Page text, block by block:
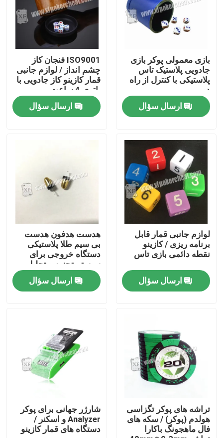
محصولات
ویدیو
درباره ما
تور کارخانه
با ما تماس بگیرید
اخبار
کارت بازی های نامرئی
بازی معمولی پوکر بازی
جادویی پلاستیک تاس
پلاستیکی با کنترل از راه
دور
ارسال سؤال
ISO9001 فنجان کاز
چشم انداز / لوازم جانبی
قمار کازینو کاز جادویی با
باتری 4 ساعت
ارسال سؤال
لوازم جانبی قمار قابل
برنامه ریزی / کازینو
نقطه دائمی بازی تاس
ارسال سؤال
هدست هدفون هدست
بی سیم طلا پلاستیکی
دستگاه خروجی برای
سیستم تجزیه و تحلیل
پوکر
ارسال سؤال
تراشه های پوکر تگزاسی
هولدم (پوکر) / سکه های
فال ماهجونگ باکارا
شارژر جهانی برای پوکر
Analyzer و اسکنر /
دستگاه های قمار کازینو